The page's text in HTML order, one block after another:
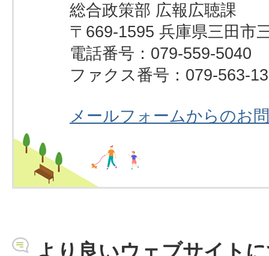
総合政策部 広報広聴課
〒669-1595 兵庫県三田市
電話番号：079-559-5040
ファクス番号：079-563-
メールフォームからのお
より良いウェブサイト